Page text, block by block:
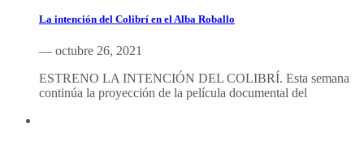
La intención del Colibrí en el Alba Roballo
— octubre 26, 2021
ESTRENO LA INTENCIÓN DEL COLIBRÍ. Esta semana
continúa la proyección de la película documental del